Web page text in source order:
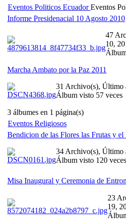
Eventos Politicos EcuadorEventos
Informe Presidenacial 10 Agosto 2010
47
10,
Marcha Ambato por la Paz 2011
31 Archivo(s), Último
Álbum visto 57 veces
3 álbumes en 1 página(s)
Eventos Religiosos
Bendicion de las Flores las Frutas y
34 Archivo(s), Último
Álbum visto 120 veces
Misa Inaugural y Ceremonia de
23
19,